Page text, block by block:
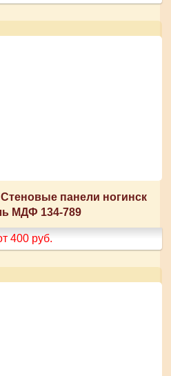
панели ногинск
МДФ 134-789
400 руб.